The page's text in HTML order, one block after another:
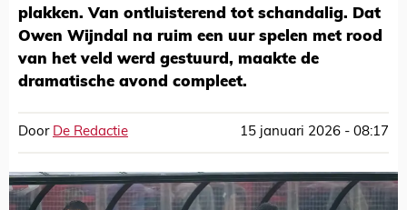
plakken. Van ontluisterend tot schandalig. Dat
Owen Wijndal na ruim een uur spelen met rood
van het veld werd gestuurd, maakte de
dramatische avond compleet.
Door De Redactie 15 januari 2026 - 08:17